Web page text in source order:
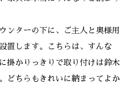
ンターの下に、ご主人と奥様用
置します。こちらは、すんな
掛かりっきりで取り付けは鈴木
どちらもきれいに納まってよか